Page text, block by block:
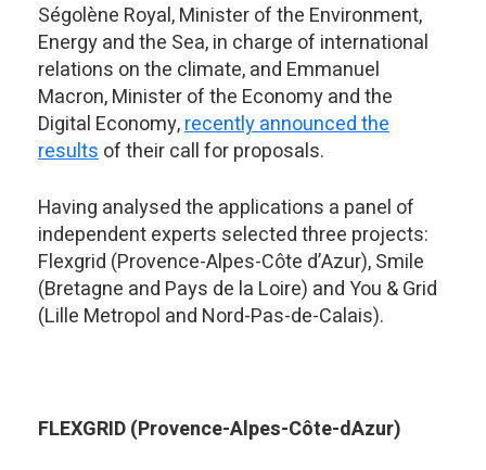
Ségolène Royal, Minister of the Environment,
Energy and the Sea, in charge of international
relations on the climate, and Emmanuel
Macron, Minister of the Economy and the
Digital Economy,recently announced the
resultsof their call for proposals.
Having analysed the applications a panel of
independent experts selected three projects:
Flexgrid (Provence-Alpes-Côte d’Azur), Smile
(Bretagne and Pays de la Loire) and You & Grid
(Lille Metropol and Nord-Pas-de-Calais).
FLEXGRID (Provence-Alpes-Côte-dAzur)